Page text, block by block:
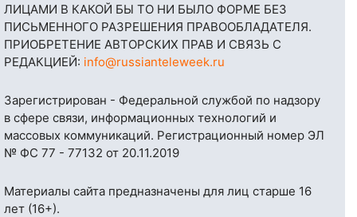
ЛИЦАМИ В КАКОЙ БЫ ТО НИ БЫЛО ФОРМЕ БЕЗ
ПИСЬМЕННОГО РАЗРЕШЕНИЯ ПРАВООБЛАДАТЕЛЯ.
ПРИОБРЕТЕНИЕ АВТОРСКИХ ПРАВ И СВЯЗЬ С
РЕДАКЦИЕЙ: info@russianteleweek.ru
Зарегистрирован - Федеральной службой по надзору
в сфере связи, информационных технологий и
массовых коммуникаций. Регистрационный номер ЭЛ
№ ФС 77 - 77132 от 20.11.2019
Материалы сайта предназначены для лиц старше 16
лет (16+).